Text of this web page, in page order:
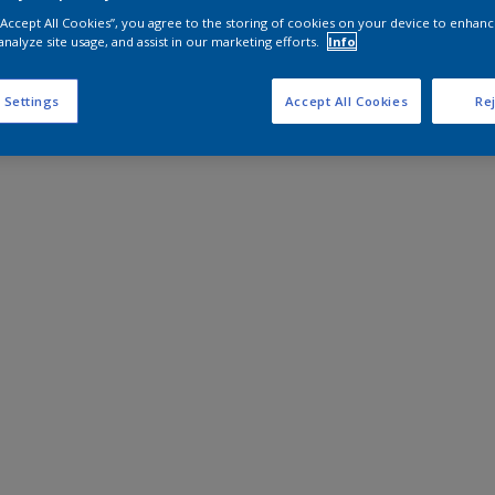
All Cookies”, you agree to the storing of cookies on your device to
site usage, and assist in our marketing efforts.
Info
Settings Accept All Cookies